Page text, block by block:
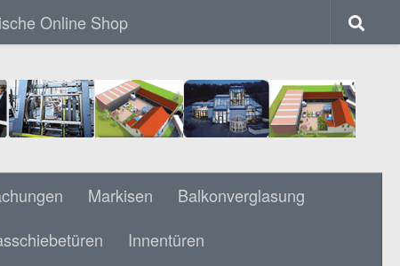
Online Shop
Markisen
Balkonverglasung
Innentüren